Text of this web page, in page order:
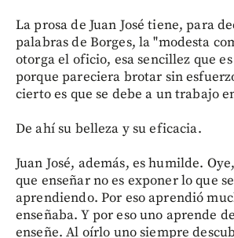
La prosa de Juan José tiene, para
palabras de Borges, la "modesta
otorga el oficio, esa sencillez que
porque pareciera brotar sin
cierto es que se debe a un trabajo
De ahí su belleza y su eficacia.
Juan José, además, es humilde.
que enseñar no es exponer lo que
aprendiendo. Por eso aprendió
enseñaba. Y por eso uno aprende
enseñe. Al oírlo uno siempre